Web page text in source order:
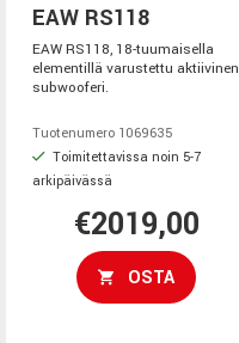
EAW RS118
EAW RS118, 18-tuumaisella
elementillä varustettu aktiivinen
subwooferi.
Tuotenumero 1069635
Toimitettavissa noin 5-7
arkipäivässä
€2019,00
OSTA